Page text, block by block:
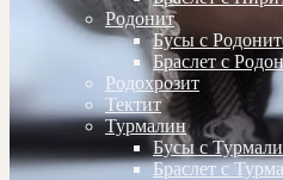
Родонит
Бусы с
Браслет с
Родохрозит
Тектит
Турмалин
Бусы с
Браслет с